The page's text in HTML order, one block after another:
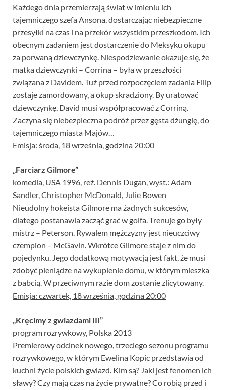
Każdego dnia przemierzają świat w imieniu ich
tajemniczego szefa Ansona, dostarczając niebezpieczne
przesyłki na czas i na przekór wszystkim przeszkodom. Ich
obecnym zadaniem jest dostarczenie do Meksyku okupu
za porwaną dziewczynkę. Niespodziewanie okazuje się, że
matka dziewczynki – Corrina – była w przeszłości
związana z Davidem. Tuż przed rozpoczęciem zadania Filip
zostaje zamordowany, a okup skradziony. By uratować
dziewczynkę, David musi współpracować z Corriną.
Zaczyna się niebezpieczna podróż przez gęsta dżunglę, do
tajemniczego miasta Majów…
Emisja: środa, 18 września, godzina 20:00
„Farciarz Gilmore”
komedia, USA 1996, reż. Dennis Dugan, wyst.: Adam
Sandler, Christopher McDonald, Julie Bowen
Nieudolny hokeista Gilmore ma żadnych sukcesów,
dlatego postanawia zacząć grać w golfa. Trenuje go były
mistrz – Peterson. Rywalem mężczyzny jest nieuczciwy
czempion – McGavin. Wkrótce Gilmore staje z nim do
pojedynku. Jego dodatkową motywacją jest fakt, że musi
zdobyć pieniądze na wykupienie domu, w którym mieszka
z babcią. W przeciwnym razie dom zostanie zlicytowany.
Emisja: czwartek, 18 września, godzina 20:00
„Kręcimy z gwiazdami III”
program rozrywkowy, Polska 2013
Premierowy odcinek nowego, trzeciego sezonu programu
rozrywkowego, w którym Ewelina Kopic przedstawia od
kuchni życie polskich gwiazd. Kim są? Jaki jest fenomen ich
sławy? Czy mają czas na życie prywatne? Co robią przed i